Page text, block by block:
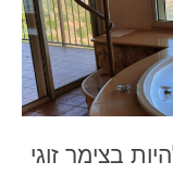
בצימר זוגי